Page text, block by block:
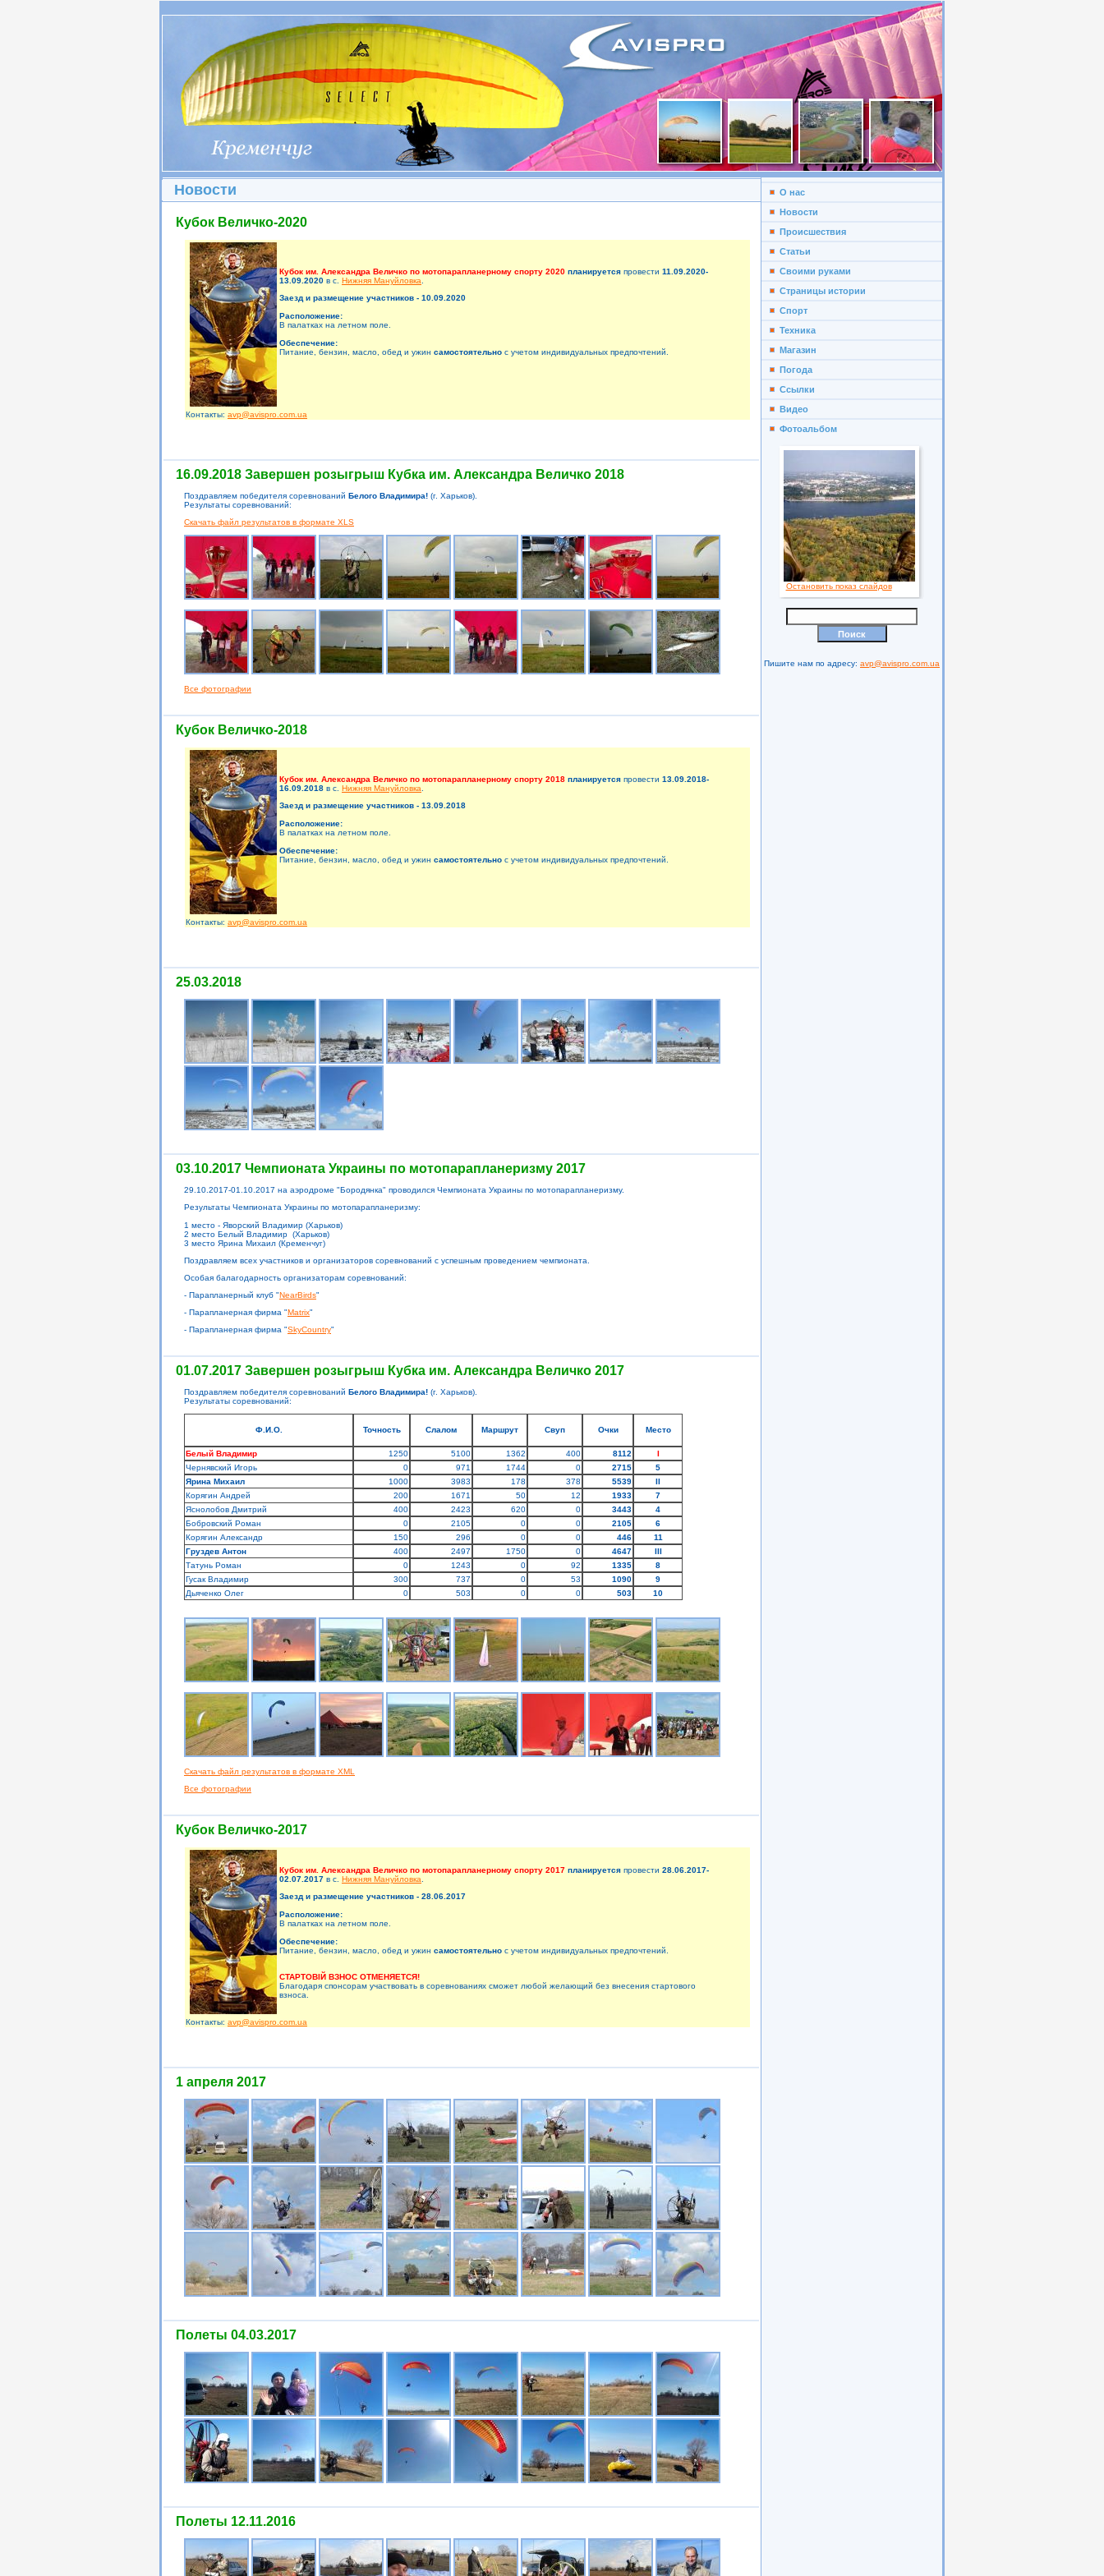
Новости
Кубок Величко-2020
Кубок им. Александра Величко по мотопарапланерному спорту 2020 планируется провести 11.09.2020-
13.09.2020 в c. Нижняя Мануйловка
Заезд и размещение участников - 10.09.2020
Расположение:
В палатках на летном поле.
Обеспечение:
Питание, бензин, масло, обед и ужин самостоятельно с учетом индивидуальных предпочтений.
Контакты: avp@avispro.com.ua
16.09.2018 Завершен розыгрыш Кубка им. Александра Величко 2018
Поздравляем победителя соревнований Белого Владимира! (г. Харьков).
Результаты соревнований:
Скачать файл результатов в формате XLS
Все фотографии
Кубок Величко-2018
Кубок им. Александра Величко по мотопарапланерному спорту 2018 планируется провести 13.09.2018-
16.09.2018 в c. Нижняя Мануйловка
Заезд и размещение участников - 13.09.2018
Расположение:
В палатках на летном поле.
Обеспечение:
Питание, бензин, масло, обед и ужин самостоятельно с учетом индивидуальных предпочтений.
Контакты: avp@avispro.com.ua
25.03.2018
03.10.2017 Чемпионата Украины по мотопарапланеризму 2017
29.10.2017-01.10.2017 на аэродроме "Бородянка" проводился Чемпионата Украины по мотопарапланеризму.
Результаты Чемпионата Украины по мотопарапланеризму:
1 место - Яворский Владимир (Харьков)
2 место Белый Владимир (Харьков)
3 место Ярина Михаил (Кременчуг)
Поздравляем всех участников и организаторов соревнований с успешным проведением чемпионата.
Особая балагодарность организаторам соревнований:
- Парапланерный клуб "NearBirds"
- Парапланерная фирма "Matrix"
- Парапланерная фирма "SkyCountry"
01.07.2017 Завершен розыгрыш Кубка им. Александра Величко 2017
Поздравляем победителя соревнований Белого Владимира! (г. Харьков).
Результаты соревнований:
Ф.И.О. Точность Слалом Маршрут Свуп Очки Место
Белый Владимир 1250 5100 1362 400 8112
I
Чернявский Игорь
0 971 1744 0 2715
5
Ярина Михаил
1000 3983 178 378 5539
II
Корягин Андрей
200 1671 50 12 1933
7
Яснолобов Дмитрий
400 2423 620 0 3443
4
Бобровский Роман
0 2105 0 0 2105
6
Корягин Александр
150 296 0 0 446
11
Груздев Антон
400 2497 1750 0 4647
III
Татунь Роман
0 1243 0 92 1335
8
Гусак Владимир
300 737 0 53 1090
9
Дьяченко Олег
0 503 0 0 503 10
Скачать файл результатов в формате XML
Все фотографии
Кубок Величко-2017
Кубок им. Александра Величко по мотопарапланерному спорту 2017 планируется провести 28.06.2017-
02.07.2017 в c. Нижняя Мануйловка
Заезд и размещение участников - 28.06.2017
Расположение:
В палатках на летном поле.
Обеспечение:
Питание, бензин, масло, обед и ужин самостоятельно с учетом индивидуальных предпочтений.
СТАРТОВІЙ ВЗНОС ОТМЕНЯЕТСЯ!
Благодаря спонсорам участвовать в соревнованиях сможет любой желающий без внесения стартового
взноса.
Контакты: avp@avispro.com.ua
1 апреля 2017
Полеты 04.03.2017
Полеты 12.11.2016
О нас
Новости
Происшествия
Статьи
Своими руками
Страницы истории
Спорт
Техника
Магазин
Погода
Ссылки
Видео
Фотоальбом
Остановить показ слайдов
Пишите нам по адресу: avp@avispro.com.ua